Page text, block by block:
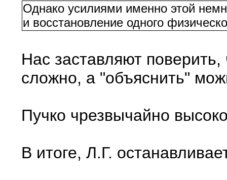
Однако усилиями именно этой
и восстановление одного
Нас заставляют
сложно, а "объяснить"
Пучко чрезвычайно
В итоге, Л.Г.